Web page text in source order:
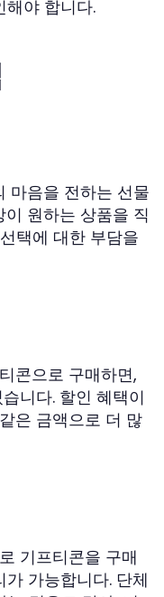
해야 합니다.
마음을 전하는 선물
원하는 상품을 직
택에 대한 부담을
콘으로 구매하면,
니다. 할인 혜택이
은 금액으로 더 많
기프티콘을 구매
가능합니다. 단체